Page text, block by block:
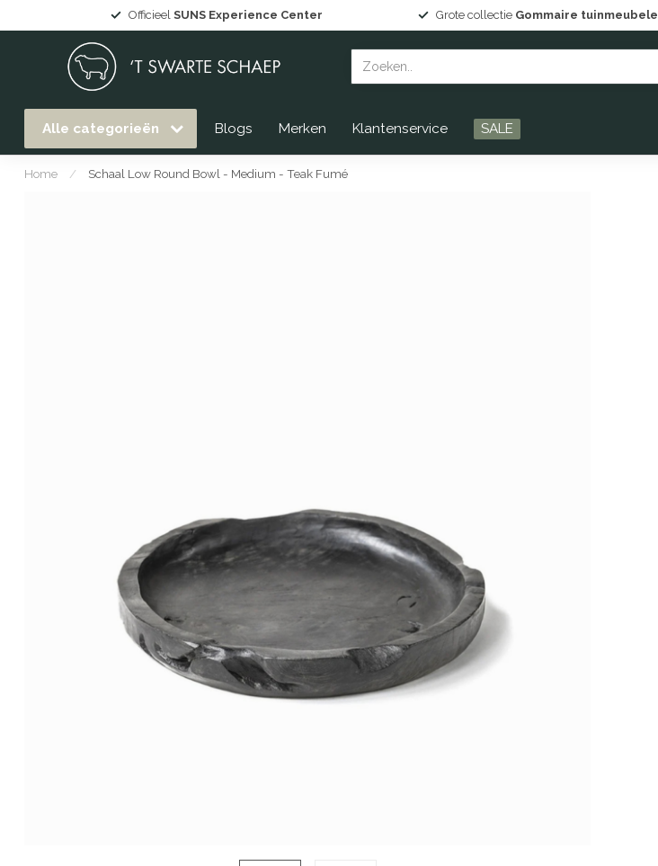
Grote collectieGommaire tuinmeubelenuit voorraad leverbaar
Alle categorieën Blogs Merken Klantenservice SALE
Home / Schaal Low Round Bowl - Medium - Teak Fumé